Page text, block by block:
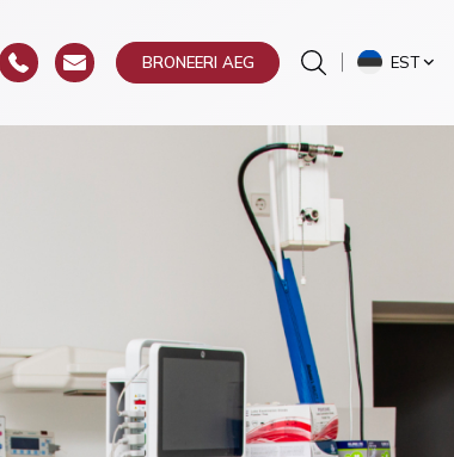
BRONEERI AEG EST